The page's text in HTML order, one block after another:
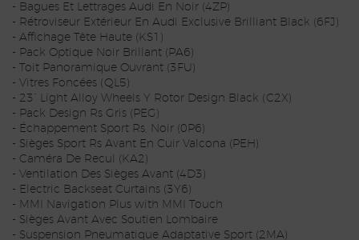
- Bagues Et Lettrages Audi En Noir (4ZP)
- Rétroviseur Extérieur En Audi Exclusive Brilliant Black (6FJ)
- Affichage Tête Haute (KS1)
- Pack Optique Noir Brillant (PA6)
- Toit Panoramique Ouvrant (3FU)
- Vitres Foncées (QL5)
- 23” Light Alloy Wheels Y Rotor Design Black (C2X)
- Pack Design Rs Gris (PEG)
- Échappement Sport Rs, Noir (0P6)
- Sièges Sport Rs Avant En Cuir Valcona (PEH)
- Caméra De Recul (KA2)
- Ventilation Des Sièges Avant (4D3)
- Electric Backseat Curtains (3Y6)
- MMI Navigation Plus with MMI Touch
- Sièges Avant Avec Soutien Lombaire
- Suspension Pneumatique Adaptative Sport (2MA)